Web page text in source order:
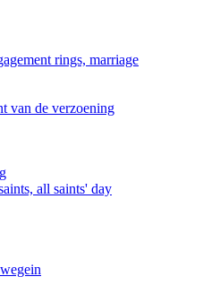
van de verzoening